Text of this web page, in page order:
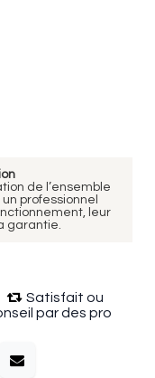
de l’ensemble
professionnel
leur
garantie.
Satisfait ou
par des pro